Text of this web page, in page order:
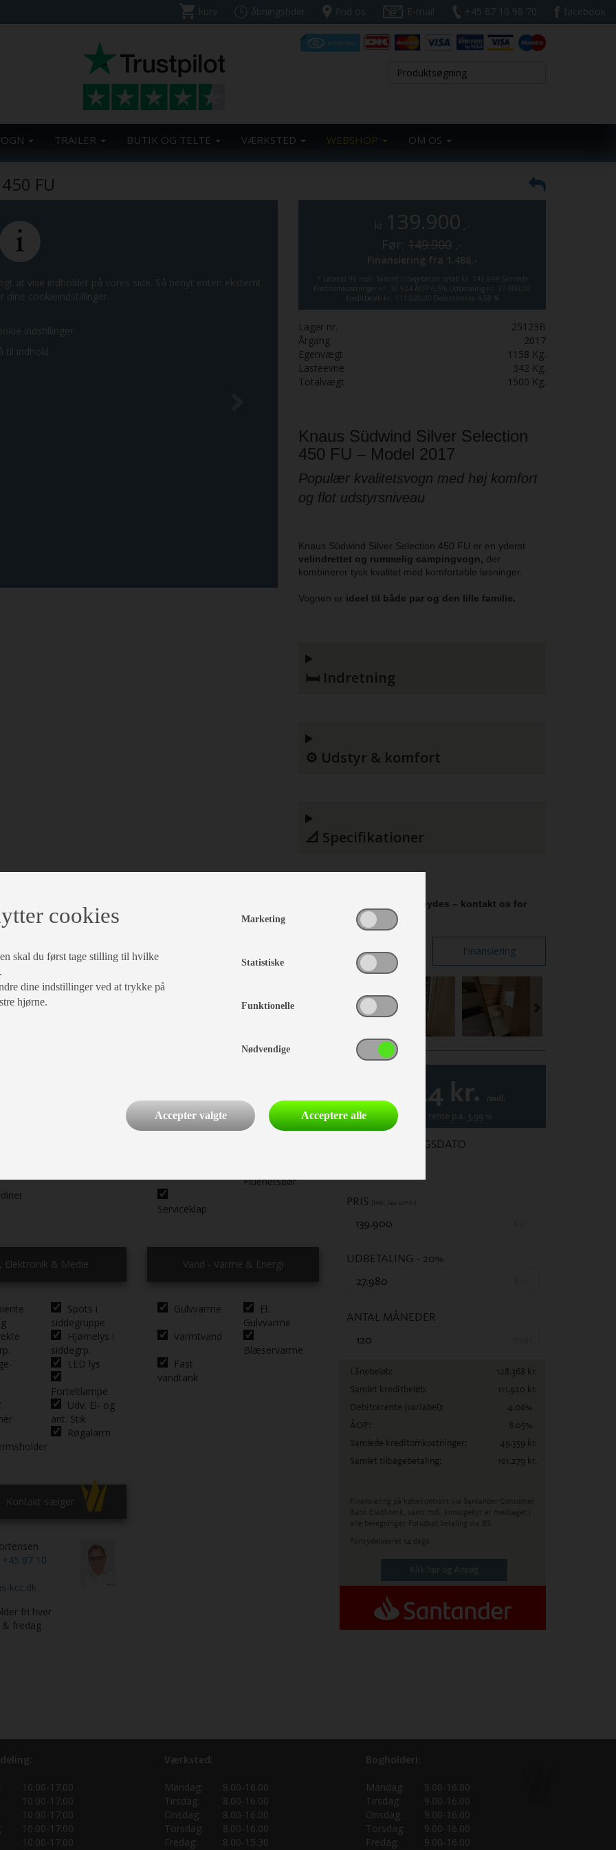
kurv åbningstider find os E-mail +45 87 10 98 70 facebook
TRAILER BUTIK OG TELTE VÆRKSTED WEBSHOP OM OS
FU
at vise indholdet på vores side. Så benyt enten eksternt
dine cookieindstillinger.
indstillinger
til indhold
kr 139.900 ,-
Før: 149.900 ,-
Finansiering fra 1.488,-
* Løbetid 96 mdr. Samlet tilbagebetalt beløb kr. 142.844 Samlede
Kreditomkostninger kr. 30.924 ÅOP 6,5%
Udbetaling kr. 27.980,00
Kreditbeløb kr. 111.920,00
Debitorrente 4,58 %
Lager nr.
25123B
Årgang
2017
Egenvægt
1158 Kg.
Lasteevne
342 Kg.
Totalvægt
1500 Kg.
Knaus Südwind Silver Selection
450 FU – Model 2017
Populær kvalitetsvogn med høj komfort
og flot udstyrsniveau
Knaus Südwind Silver Selection 450 FU er en yderst
velindrettet og rummelig campingvogn, der
kombinerer tysk kvalitet med komfortable løsninger.
Vognen er ideel til både par og den lille familie.
🛏️ Indretning
⚙️ Udstyr & komfort
📐 Specifikationer
Attraktiv finansiering tilbydes – kontakt os for
Print Finansiering
1.344 kr. /mdl.
Variabel rente p.a. 3.99 %
1. REGISTRERINGSDATO
PRIS (Inkl. lev. omk.)
UDBETALING - 20%
ANTAL MÅNEDER
Lånebeløb: 128.368 kr.
Samlet kreditbeløb:
111.920 kr.
Debitorrente (variabel): 4.06%
ÅOP:
8.05%
Samlede kreditomkostninger:
49.359 kr.
Samlet tilbagebetaling:
161.279 kr.
Finansiering på købekontrakt via Santander Consumer
Bank.
Etabl.omk. samt mdl. kontogebyr er medtaget i
alle beregninger. Forudsat betaling via BS.
Fortrydelsesret 14 dage.
Klik her og Ansøg
Fluenetsdør
Serviceklap
Elektronik & Medie
Spots i
siddegruppe
Hjørnelys i
siddegrp.
LED lys
Forteltlampe
Udv. El- og
ant. Stik
Røgalarm
Vand - Varme & Energi
Gulvvarme
El.
Gulvvarme
Varmtvand
Blæservarme
Fast
vandtank
Kontakt sælger
+45 87 10
kcc.dk
fri hver
fredag
10.00-17.00
10.00-17.00
10.00-17.00
10.00-17.00
10.00-17.00
Værksted:
Mandag:
8.00-16.00
Tirsdag:
8.00-16.00
Onsdag:
8.00-16.00
Torsdag:
8.00-16.00
Fredag:
8.00-15.30
Bogholderi:
Mandag:
9.00-16.00
Tirsdag:
9.00-16.00
Onsdag:
9.00-16.00
Torsdag:
9.00-16.00
Fredag:
9.00-16.00
cookies
skal du først tage stilling til hvilke
dine indstillinger ved at trykke på
hjørne.
Marketing
Statistiske
Funktionelle
Nødvendige
Accepter valgte Acceptere alle